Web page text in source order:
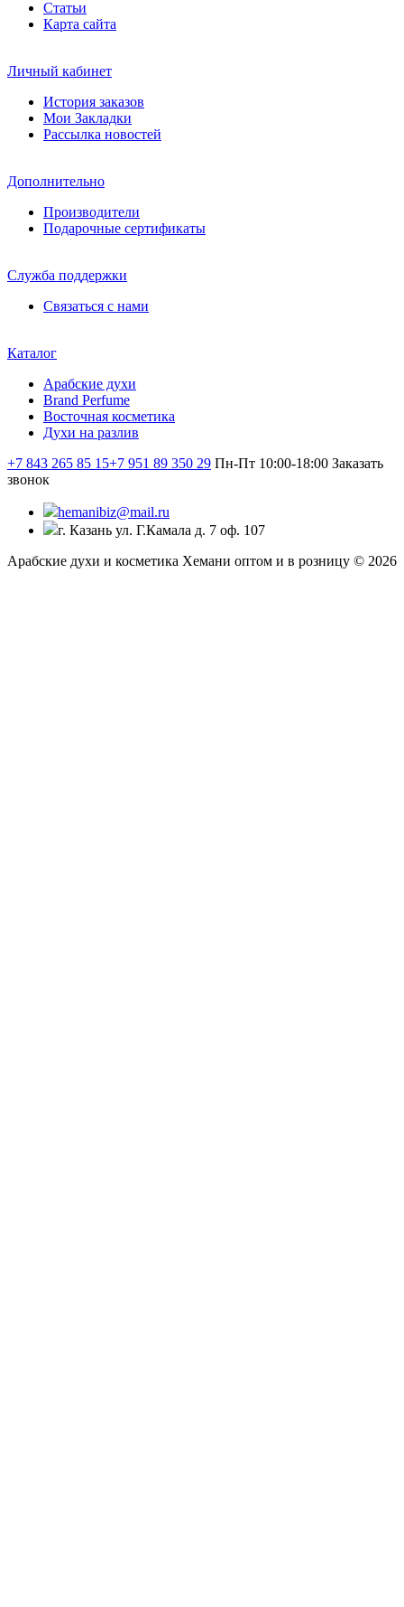
Статьи
Карта сайта
Личный кабинет
История заказов
Мои Закладки
Рассылка новостей
Дополнительно
Производители
Подарочные сертификаты
Служба поддержки
Связаться с нами
Каталог
Арабские духи
Brand Perfume
Восточная косметика
Духи на разлив
+7 843 265 85 15+7 951 89 350 29 Пн-Пт 10:00-18:00 Заказать
звонок
hemanibiz@mail.ru
г. Казань ул. Г.Камала д. 7 оф. 107
Арабские духи и косметика Хемани оптом и в розницу © 2026